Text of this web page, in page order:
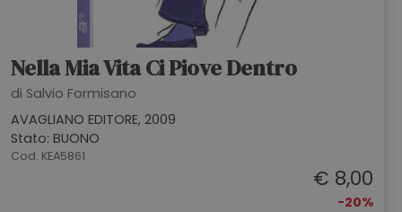
Nella Mia Vita Ci Piove Dentro
di Salvio Formisano
AVAGLIANO EDITORE, 2009
Stato: BUONO
Cod. KEA5861
€ 8,00
-20%